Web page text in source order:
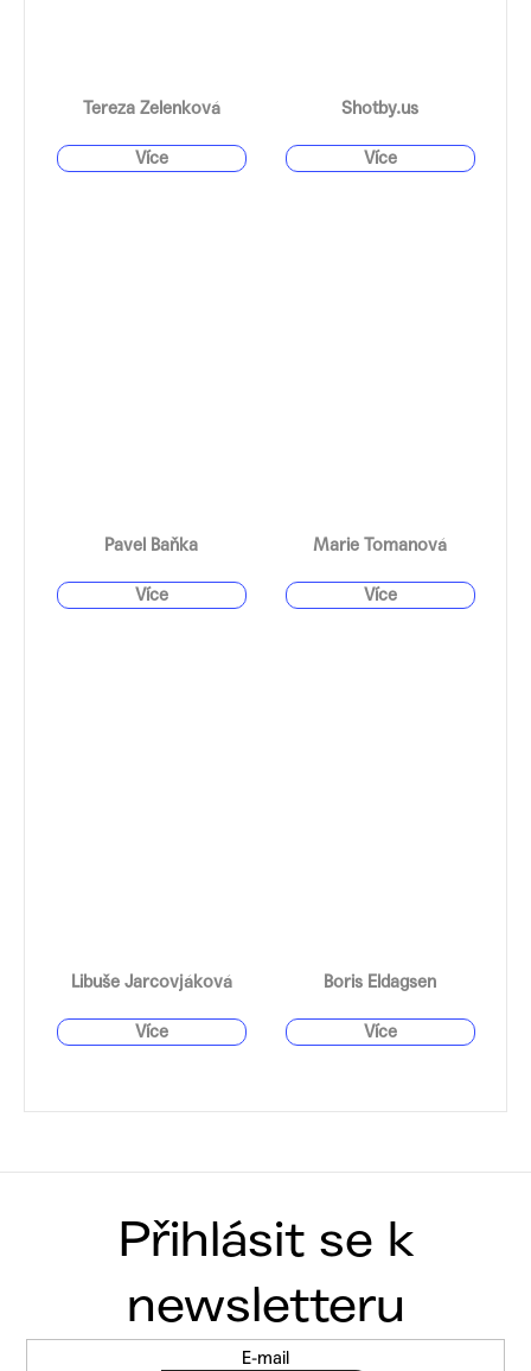
Tereza Zelenková Shotby.us
Pavel Baňka Marie Tomanová
Libuše Jarcovjáková Boris Eldagsen
E-mail